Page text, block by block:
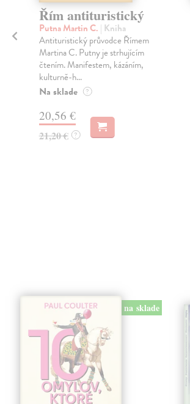
Řím antituristický
Putna Martin C. | Kniha
Antituristický průvodce Římem
Martina C. Putny je strhujícím
čtením. Manifestem, kázáním,
kulturně-h...
Na sklade ?
20,56 €
21,20 € ?
na sklade